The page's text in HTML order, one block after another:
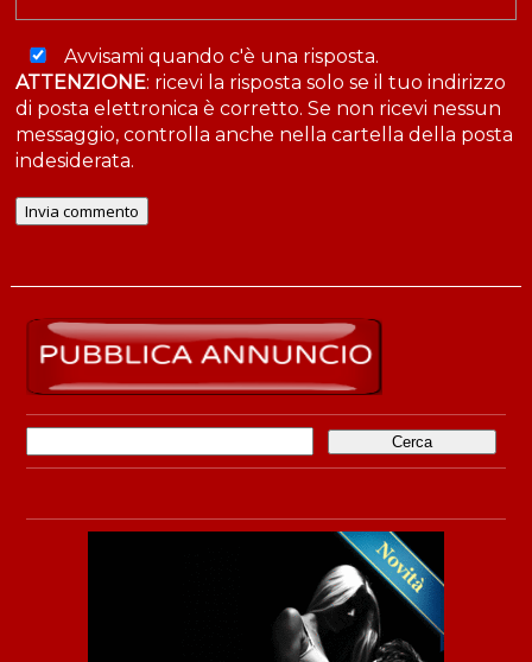
Avvisami quando c'è una risposta.
ATTENZIONE: ricevi la risposta solo se il tuo indirizzo
di posta elettronica è corretto. Se non ricevi nessun
messaggio, controlla anche nella cartella della posta
indesiderata.
per: